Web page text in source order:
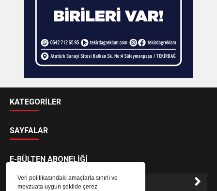
Veri politikasındaki amaçlarla sınırlı ve
mevzuata uygun şekilde çerez
KATEGORİLER
SAYFALAR
E-BÜLTEN ABONELİĞİ